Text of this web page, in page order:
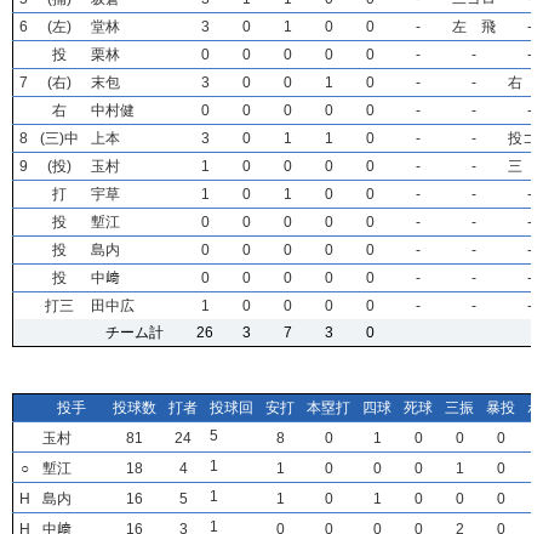
6
(左) 堂林 3 0 1 0 0 - 左 飛
-
投
栗林 0 0 0 0 0 - -
-
7
(右) 末包 3 0 0 1 0 - -
右
右
中村健 0 0 0 0 0 - -
-
8
(三)中 上本 3 0 1 1 0 - -
投ゴ
9
(投) 玉村 1 0 0 0 0 - -
三
打
宇草 1 0 1 0 0 - -
-
投
塹江 0 0 0 0 0 - -
-
投
島内 0 0 0 0 0 - -
-
投
中﨑 0 0 0 0 0 - -
-
打三
田中広 1 0 0 0 0 - -
-
チーム計
26 3 7 3 0
6
(左) 堂林 3 0 1 0 0 - 左 飛
-
投
栗林 0 0 0 0 0 - -
-
7
(右) 末包 3 0 0 1 0 - -
右
右
中村健 0 0 0 0 0 - -
-
8
(三)中 上本 3 0 1 1 0 - -
投ゴ
9
(投) 玉村 1 0 0 0 0 - -
三
打
宇草 1 0 1 0 0 - -
-
投
塹江 0 0 0 0 0 - -
-
投
島内 0 0 0 0 0 - -
-
投
中﨑 0 0 0 0 0 - -
-
打三
田中広 1 0 0 0 0 - -
-
チーム計
26 3 7 3 0
6
(左) 堂林 3 0 1 0 0 - 左 飛
-
投
栗林 0 0 0 0 0 - -
-
7
(右) 末包 3 0 0 1 0 - -
右
右
中村健 0 0 0 0 0 - -
-
8
(三)中 上本 3 0 1 1 0 - -
投ゴ
9
(投) 玉村 1 0 0 0 0 - -
三
打
宇草 1 0 1 0 0 - -
-
投
塹江 0 0 0 0 0 - -
-
投
島内 0 0 0 0 0 - -
-
投
中﨑 0 0 0 0 0 - -
-
打三
田中広 1 0 0 0 0 - -
-
チーム計
26 3 7 3 0
6
(左) 堂林 3 0 1 0 0 - 左 飛
-
投
栗林 0 0 0 0 0 - -
-
7
(右) 末包 3 0 0 1 0 - -
右
右
中村健 0 0 0 0 0 - -
-
8
(三)中 上本 3 0 1 1 0 - -
投ゴ
9
(投) 玉村 1 0 0 0 0 - -
三
打
宇草 1 0 1 0 0 - -
-
投
塹江 0 0 0 0 0 - -
-
投
島内 0 0 0 0 0 - -
-
投
中﨑 0 0 0 0 0 - -
-
打三
田中広 1 0 0 0 0 - -
-
チーム計
26 3 7 3 0
投手 投球数 打者 投球回 安打 本塁打 四球 死球 三振 暴投
玉村
81 24 5 8 0 1 0 0
0
○
塹江 18 4 1 1 0 0 0 1
0
H
島内 16 5 1 1 0 1 0 0
0
H
中﨑 16 3 1 0 0 0 0 2 0
投手 投球数 打者 投球回 安打 本塁打 四球 死球 三振 暴投
玉村
81 24 5 8 0 1 0 0
0
○
塹江 18 4 1 1 0 0 0 1
0
H
島内 16 5 1 1 0 1 0 0
0
H
中﨑 16 3 1 0 0 0 0 2 0
投手 投球数 打者 投球回 安打 本塁打 四球 死球 三振 暴投
玉村
81 24 5 8 0 1 0 0
0
○
塹江 18 4 1 1 0 0 0 1
0
H
島内 16 5 1 1 0 1 0 0
0
H
中﨑 16 3 1 0 0 0 0 2 0
投手 投球数 打者 投球回 安打 本塁打 四球 死球 三振 暴投
玉村
81 24 5 8 0 1 0 0
0
○
塹江 18 4 1 1 0 0 0 1
0
H
島内 16 5 1 1 0 1 0 0
0
H
中﨑 16 3 1 0 0 0 0 2 0